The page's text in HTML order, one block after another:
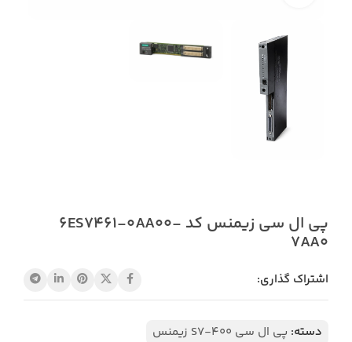
پی ال سی زیمنس کد 6ES7461-0AA00-
7AA0
اشتراک گذاری:
دسته: پی ال سی S7-400 زیمنس